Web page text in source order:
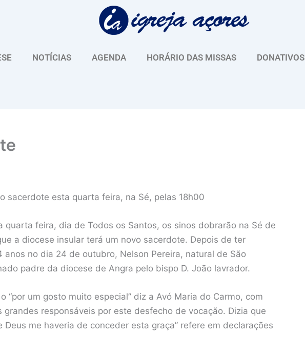
NOTÍCIAS AGENDA HORÁRIO DAS MISSAS DONATIVOS
sacerdote esta quarta feira, na Sé, pelas 18h00
quarta feira, dia de Todos os Santos, os sinos dobrarão na Sé de
a diocese insular terá um novo sacerdote. Depois de ter
no dia 24 de outubro, Nelson Pereira, natural de São
padre da diocese de Angra pelo bispo D. João lavrador.
“por um gosto muito especial” diz a Avó Maria do Carmo, com
responsáveis por este desfecho de vocação. Dizia que
Deus me haveria de conceder esta graça” refere em declarações